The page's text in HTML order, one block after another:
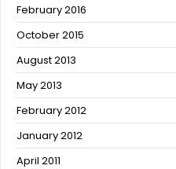
February 2016
October 2015
August 2013
May 2013
February 2012
January 2012
April 2011